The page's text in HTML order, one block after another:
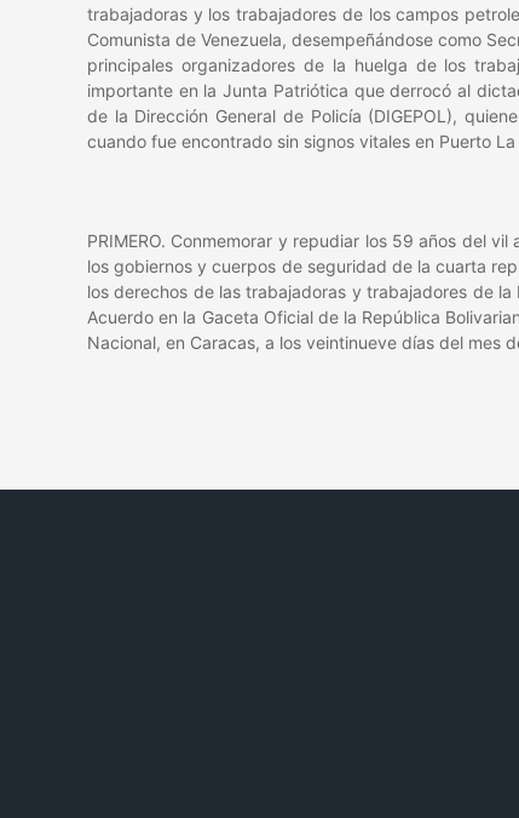
trabajadoras y los trabajadores de los campos
Comunista de Venezuela, desempeñándose como
principales organizadores de la huelga de los
importante en la Junta Patriótica que derrocó al
de la Dirección General de Policía (DIGEPOL),
cuando fue encontrado sin signos vitales en Puerto
PRIMERO. Conmemorar y repudiar los 59 años del
los gobiernos y cuerpos de seguridad de la cuarta
los derechos de las trabajadoras y trabajadores de
Acuerdo en la Gaceta Oficial de la República
Nacional, en Caracas, a los veintinueve días del mes